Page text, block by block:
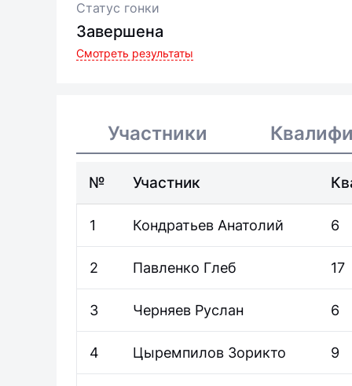
Статус гонки
Завершена
Смотреть результаты
Участники
№ Участник
1 Кондратьев Анатолий 6
2 Павленко Глеб 17
3 Черняев Руслан 6
4 Цыремпилов Зорикто 9